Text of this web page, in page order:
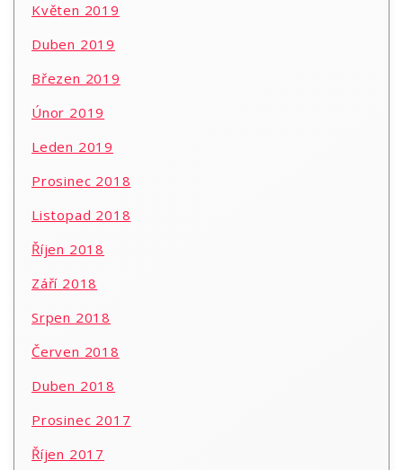
Květen 2019
Duben 2019
Březen 2019
Únor 2019
Leden 2019
Prosinec 2018
Listopad 2018
Říjen 2018
Září 2018
Srpen 2018
Červen 2018
Duben 2018
Prosinec 2017
Říjen 2017